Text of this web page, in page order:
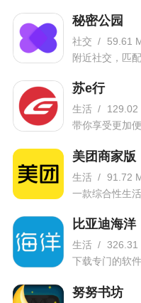
秘密公园
社交 /
59.61
附近社交，匹
苏e行
生活 /
129.02
带你享受更加
美团商家版
生活 / 91.72
一款综合性生
比亚迪海洋
生活 / 326.31
下载专门的软
努努书坊